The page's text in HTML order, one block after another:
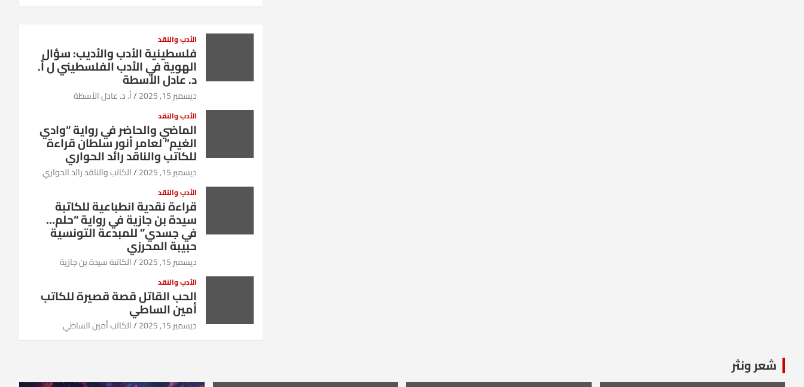
الأدب والنقد
فلسطينية الأدب والأديب: سؤال
الهوية في الأدب الفلسطيني ل أ.
د. عادل الأسطة
ديسمبر 15, 2025 أ. د. عادل الأسطة
الأدب والنقد
الماضي والحاضر في رواية “وادي
الغيم” لعامر أنور سلطان قراءة
للكاتب والناقد رائد الحواري
ديسمبر 15, 2025 الكاتب والناقد رائد الحواري
الأدب والنقد
قراءة نقدية انطباعية للكاتبة
سيدة بن جازية في رواية “حلم…
في جسدي” للمبدعة التونسية
حبيبة المحرزي
ديسمبر 15, 2025 الكاتبة سيدة بن جازية
الأدب والنقد
الحب القاتل قصة قصيرة للكاتب
أمين الساطي
ديسمبر 15, 2025 الكاتب أمين الساطي
شعر ونثر